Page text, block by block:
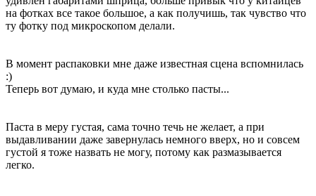
на фотках все такое большое, а как получишь, так чувство что
ту фотку под микроскопом делали.
В момент распаковки мне даже известная сцена вспомнилась
:)
Теперь вот думаю, и куда мне столько пасты...
Паста в меру густая, сама точно течь не желает, а при
выдавливании даже завернулась немного вверх, но и совсем
густой я тоже назвать не могу, потому как размазывается
легко.